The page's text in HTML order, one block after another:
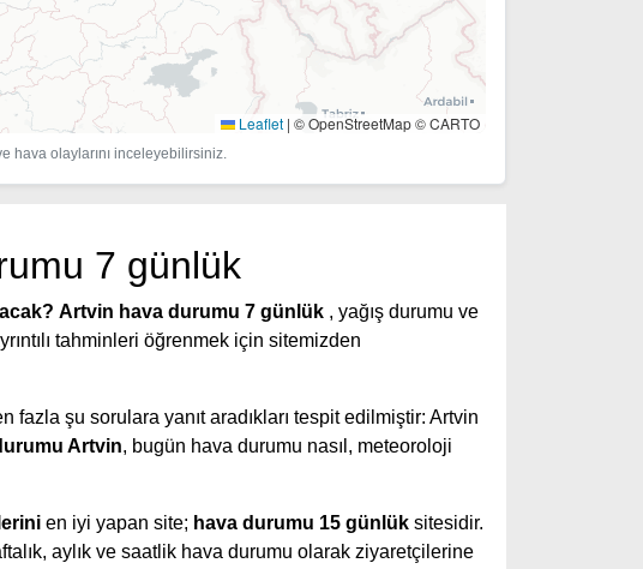
Leaflet | © OpenStreetMap © CARTO
hava olaylarını inceleyebilirsiniz.
7 günlük
Artvin hava durumu 7 günlük , yağış durumu ve
tahminleri öğrenmek için sitemizden
fazla şu sorulara yanıt aradıkları tespit edilmiştir: Artvin
Artvin, bugün hava durumu nasıl, meteoroloji
en iyi yapan site; hava durumu 15 günlük sitesidir.
aylık ve saatlik hava durumu olarak ziyaretçilerine